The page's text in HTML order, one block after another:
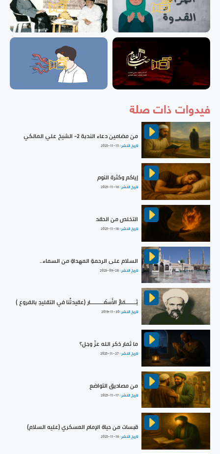
فيدوات ذات صلة
من مضامين دعاء الندبة 2- الشيخ علي المالكي
تاريخ النشر :2025-11-15
إياكم وكثرة النوم
تاريخ النشر :2025-11-16
التخلص من الحقد
تاريخ النشر :2025-11-18
السلام على الرحمةِ المهداةِ من السماء..
تاريخ النشر :2023-09-28
ثِـــــــمَارُ الأَسفَـــــــــار (عقيدتُنا في التقليدِ بالفروع )
تاريخ النشر :2019-11-30
ما ثمار ذكر الله عزّ وجل؟
تاريخ النشر :2025-11-27
من مصاديق التواضع
تاريخ النشر :2025-11-17
قبسات من حياة الإمام العسكري (عليه السلام)
تاريخ النشر :2025-11-16